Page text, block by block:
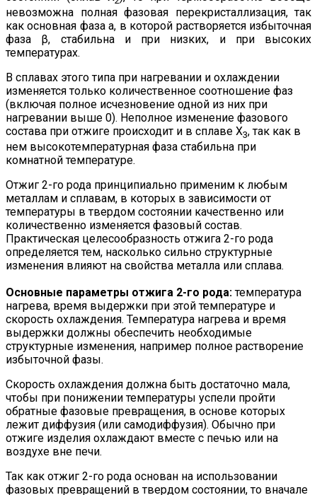
невозможна полная фазовая перекристаллизация, так
как основная фаза а, в которой растворяется избыточная
фаза β, стабильна и при низких, и при высоких
температурах.
В сплавах этого типа при нагревании и охлаждении
изменяется только количественное соотношение фаз
(включая полное исчезновение одной из них при
нагревании выше 0). Неполное изменение фазового
состава при отжиге происходит и в сплаве Х3, так как в
нем высокотемпературная фаза стабильна при
комнатной температуре.
Отжиг 2-го рода принципиально применим к любым
металлам и сплавам, в которых в зависимости от
температуры в твердом состоянии качественно или
количественно изменяется фазовый состав.
Практическая целесообразность отжига 2-го рода
определяется тем, насколько сильно структурные
изменения влияют на свойства металла или сплава.
Основные параметры отжига 2-го рода:температура
нагрева, время выдержки при этой температуре и
скорость охлаждения. Температура нагрева и время
выдержки должны обеспечить необходимые
структурные изменения, например полное растворение
избыточной фазы.
Скорость охлаждения должна быть достаточно мала,
чтобы при понижении температуры успели пройти
обратные фазовые превращения, в основе которых
лежит диффузия (или самодиффузия). Обычно при
отжиге изделия охлаждают вместе с печью или на
воздухе вне печи.
Так как отжиг 2-го рода основан на использовании
фазовых превращений в твердом состоянии, то вначале